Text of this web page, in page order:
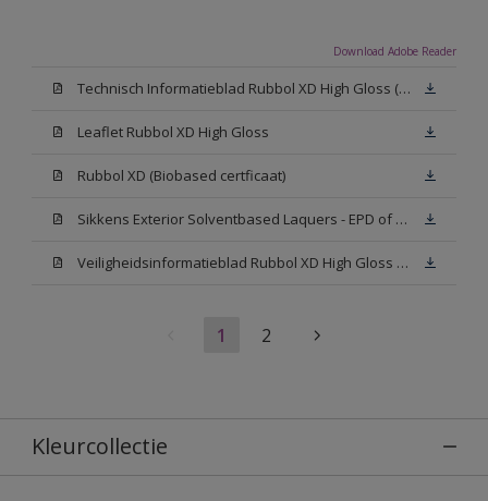
Download Adobe Reader
Technisch Informatieblad Rubbol XD High Gloss (PDF)
Leaflet Rubbol XD High Gloss
Rubbol XD (Biobased certficaat)
Sikkens Exterior Solventbased Laquers - EPD of Milieuproductverklaring
Veiligheidsinformatieblad Rubbol XD High Gloss White W05 (MSDS)
1 2
Kleurcollectie